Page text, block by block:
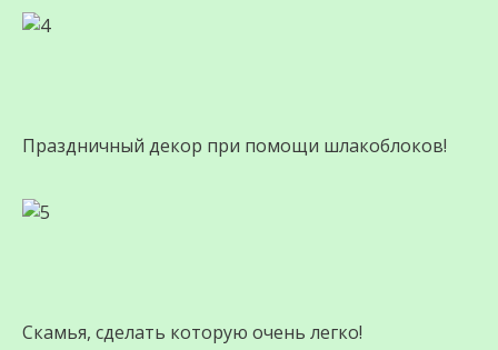
Праздничный декор при помощи шлакоблоков!
Скамья, сделать которую очень легко!